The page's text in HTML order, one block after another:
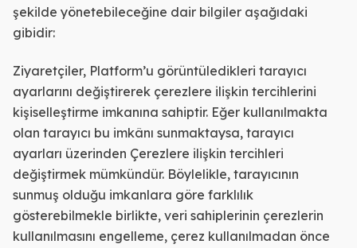
şekilde yönetebileceğine dair bilgiler aşağıdaki
gibidir:
Ziyaretçiler, Platform’u görüntüledikleri tarayıcı
ayarlarını değiştirerek çerezlere ilişkin tercihlerini
kişiselleştirme imkanına sahiptir. Eğer kullanılmakta
olan tarayıcı bu imkânı sunmaktaysa, tarayıcı
ayarları üzerinden Çerezlere ilişkin tercihleri
değiştirmek mümkündür. Böylelikle, tarayıcının
sunmuş olduğu imkanlara göre farklılık
gösterebilmekle birlikte, veri sahiplerinin çerezlerin
kullanılmasını engelleme, çerez kullanılmadan önce